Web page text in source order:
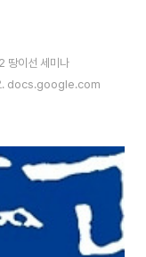
이선 세미나
. docs.google.com